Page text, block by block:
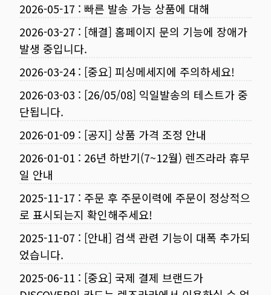
2026-05-17 : 빠른 발송 가능 상품에 대해
2026-03-27 : [해결] 홈페이지 문의 기능에 장애가
발생 중입니다.
2026-03-24: [중요] 피싱메세지에 주의하세요!
2026-03-03 : [26/05/08] 익일발송의 테스트가 중
단됩니다.
2026-01-09 : [공지] 상품 가격 조정 안내
2026-01-01 : 26년 하반기(7~12월) 렌즈라라 휴무
일 안내
2025-11-17 : 주문 후 주문이력에 주문이 정상적으
로 표시되는지 확인해주세요!
2025-11-07 : [안내] 검색 관련 기능이 대폭 추가되
었습니다.
2025-06-11 : [중요] 국제 결제 브랜드가